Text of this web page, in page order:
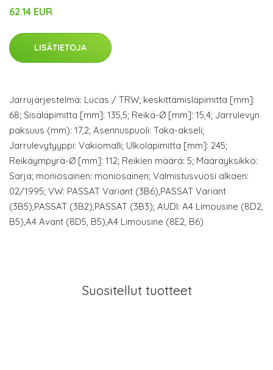
62.14 EUR
LISÄTIETOJA
Jarrujärjestelmä: Lucas / TRW; keskittämisläpimitta [mm]:
68; Sisäläpimitta [mm]: 135,5; Reikä-Ø [mm]: 15,4; Jarrulevyn
paksuus (mm): 17,2; Asennuspuoli: Taka-akseli;
Jarrulevytyyppi: Vakiomalli; Ulkoläpimitta [mm]: 245;
Reikäympyrä-Ø [mm]: 112; Reikien määrä: 5; Määräyksikkö:
Sarja; moniosainen: moniosainen; Valmistusvuosi alkaen:
02/1995; VW: PASSAT Variant (3B6),PASSAT Variant
(3B5),PASSAT (3B2),PASSAT (3B3); AUDI: A4 Limousine (8D2,
B5),A4 Avant (8D5, B5),A4 Limousine (8E2, B6)
Suositellut tuotteet